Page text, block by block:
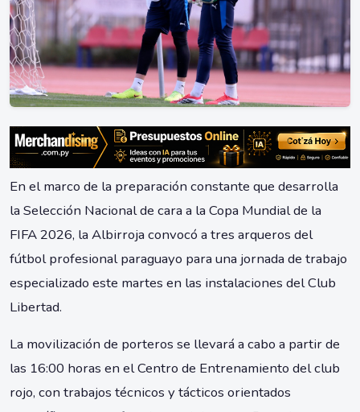
En el marco de la preparación constante que desarrolla
la Selección Nacional de cara a la Copa Mundial de la
FIFA 2026, la Albirroja convocó a tres arqueros del
fútbol profesional paraguayo para una jornada de trabajo
especializado este martes en las instalaciones del Club
Libertad.
La movilización de porteros se llevará a cabo a partir de
las 16:00 horas en el Centro de Entrenamiento del club
rojo, con trabajos técnicos y tácticos orientados